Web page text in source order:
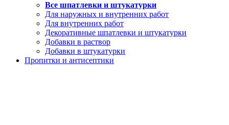
Все шпатлевки и штукатурки
Для наружных и внутренних работ
Для внутренних работ
Декоративные шпатлевки и штукатурки
Добавки в раствор
Добавки в штукатурки
Пропитки и антисептики